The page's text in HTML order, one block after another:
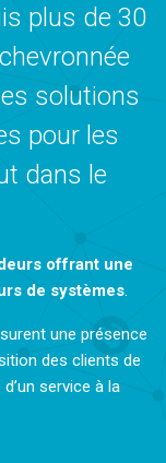
plus de 30
solutions
pour les
dans le
offrant une
de systèmes.
une présence
des clients de
service à la